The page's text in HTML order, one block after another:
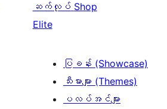
ဆက်လုပ် Shop
Elite
ပြခန်း (Showcase)
သီးမားများ (Themes)
ပလပ်အင်များ